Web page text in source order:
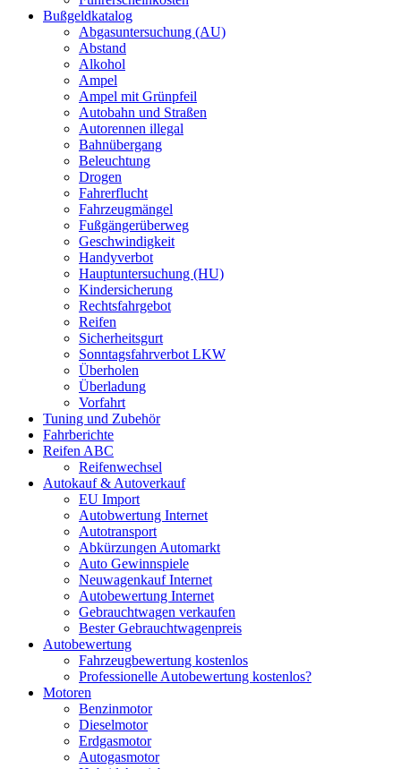
Bußgeldkatalog
Abgasuntersuchung (AU)
Abstand
Alkohol
Ampel
Ampel mit Grünpfeil
Autobahn und Straßen
Autorennen illegal
Bahnübergang
Beleuchtung
Drogen
Fahrerflucht
Fahrzeugmängel
Fußgängerüberweg
Geschwindigkeit
Handyverbot
Hauptuntersuchung (HU)
Kindersicherung
Rechtsfahrgebot
Reifen
Sicherheitsgurt
Sonntagsfahrverbot LKW
Überholen
Überladung
Vorfahrt
Tuning und Zubehör
Fahrberichte
Reifen ABC
Reifenwechsel
Autokauf & Autoverkauf
EU Import
Autobwertung Internet
Autotransport
Abkürzungen Automarkt
Auto Gewinnspiele
Neuwagenkauf Internet
Autobewertung Internet
Gebrauchtwagen verkaufen
Bester Gebrauchtwagenpreis
Autobewertung
Fahrzeugbewertung kostenlos
Professionelle Autobewertung kostenlos?
Motoren
Benzinmotor
Dieselmotor
Erdgasmotor
Autogasmotor